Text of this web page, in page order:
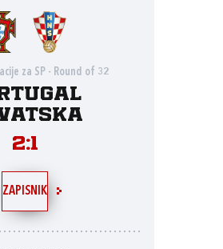
za SP - Round of 32
2:1
ZAPISNIK